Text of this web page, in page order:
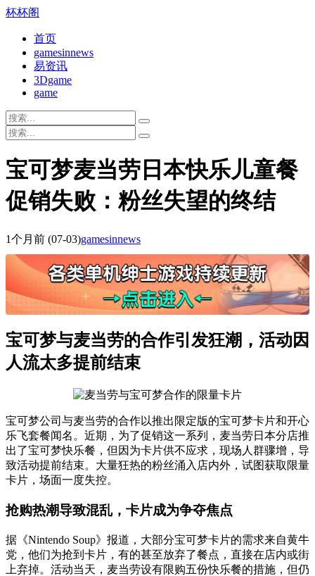
杯杯阁
首页
gamesinnews
易资讯
3Dgame
game
宝可梦麦当劳日本快乐儿童餐
促销失败：粉丝失望的终结
1个月前 (07-03)gamesinnews
宝可梦与麦当劳的合作引发狂潮，活动因
人流太多提前结束
宝可梦公司与麦当劳的合作以推出限定版的宝可梦卡片和开心
乐飞套餐闻名。近期，为了促销这一系列，麦当劳日本分店推
出了宝可梦快乐餐，但因为卡片供不应求，现场人群骤增，导
致活动提前结束。大量狂热的粉丝涌入店内外，试图获取限量
卡片，场面一度失控。
抢购热潮导致混乱，卡片成为争夺焦点
据《Nintendo Soup》报道，大部分宝可梦卡片的需求来自黄牛
党，他们为抢到卡片，有的甚至放弃了餐点，直接在店内或街
上弃掉。活动当天，麦当劳设有限购五份快乐餐的措施，但仍